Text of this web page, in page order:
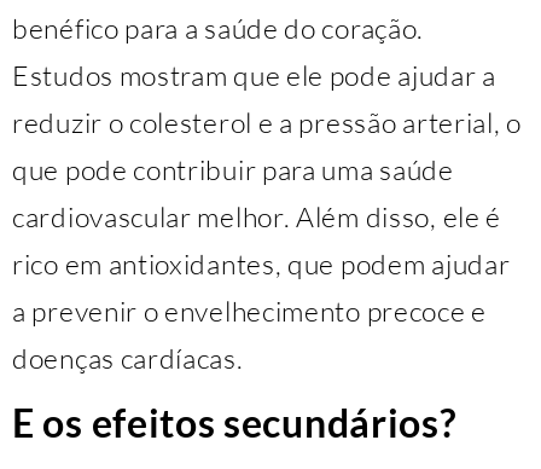
benéfico para a saúde do coração.
Estudos mostram que ele pode ajudar a
reduzir o colesterol e a pressão arterial, o
que pode contribuir para uma saúde
cardiovascular melhor. Além disso, ele é
rico em antioxidantes, que podem ajudar
a prevenir o envelhecimento precoce e
doenças cardíacas.
E os efeitos secundários?